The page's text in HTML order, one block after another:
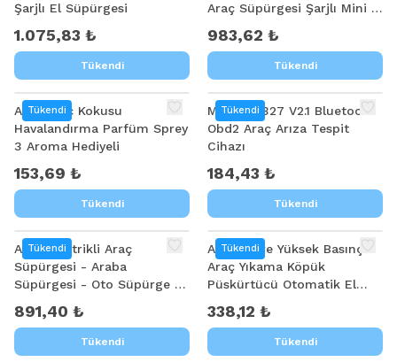
Şarjlı El Süpürgesi
1.075,83 ₺
Tükendi
Araç Süpürgesi Şarjlı Mini El
983,62 ₺
Tükendi
Tükendi
ALLY Araç Kokusu
Havalandırma Parfüm Sprey
3 Aroma Hediyeli
153,69 ₺
Tükendi
Tükendi
Mini Elm327 V2.1 Bluetooth
Obd2 Araç Arıza Tespit
Cihazı
184,43 ₺
Tükendi
Tükendi
ALLY Elektrikli Araç
Süpürgesi - Araba
Süpürgesi - Oto Süpürge -
891,40 ₺
Tükendi
Tükendi
Ally 2 Litre Yüksek Basınçlı
Araç Yıkama Köpük
Püskürtücü Otomatik El
338,12 ₺
Tükendi